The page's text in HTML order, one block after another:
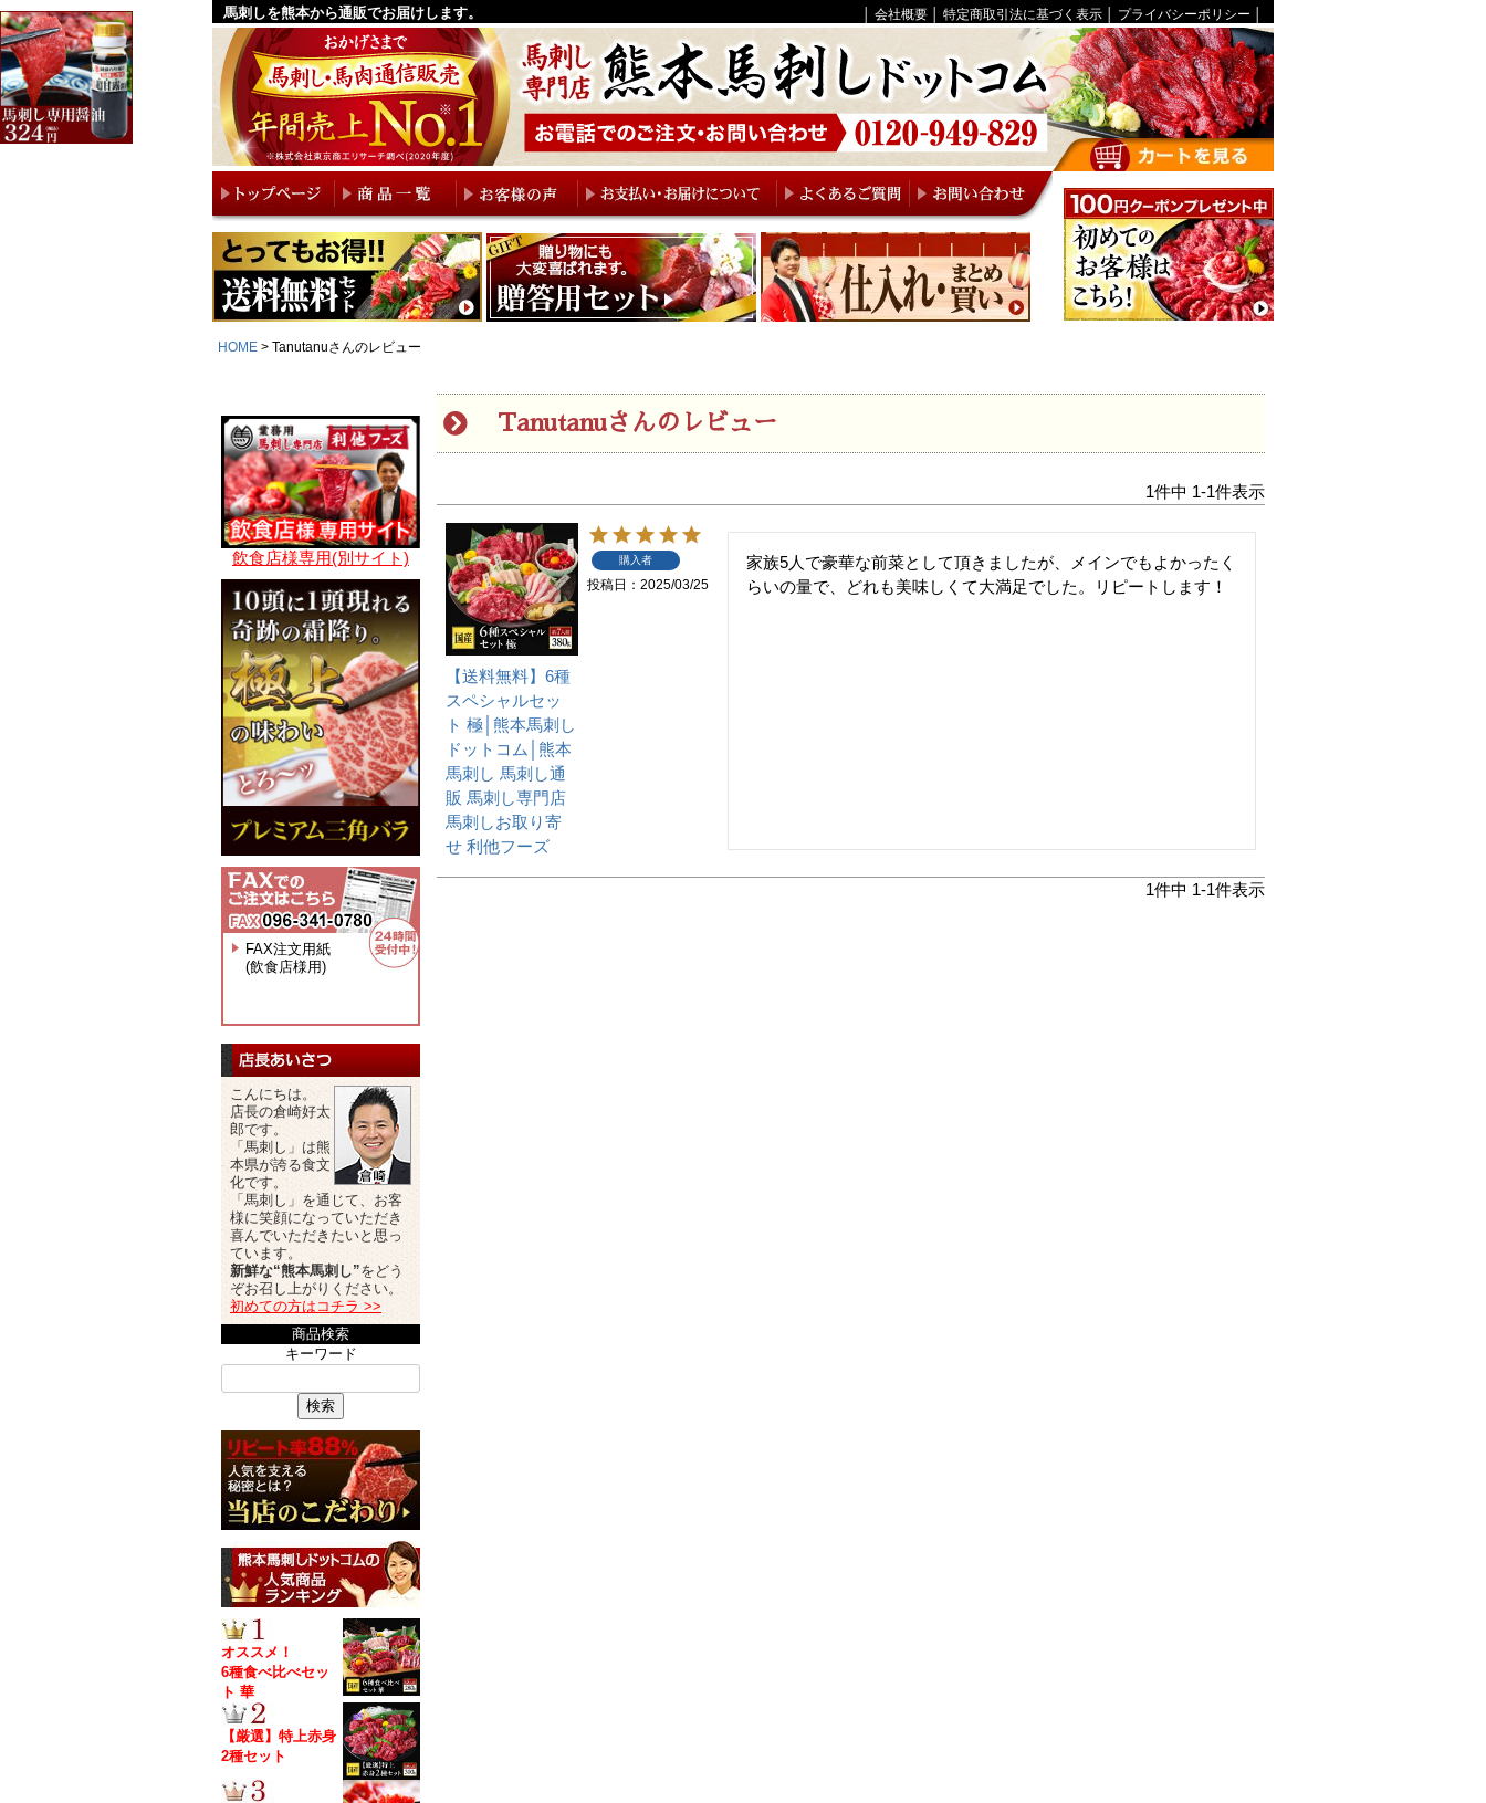
馬刺しを熊本から通販でお届けします。 会社概要 特定商取引法に基づく表示 プライバシーポリシー
HOME Tanutanuさんのレビュー
飲食店様専用(別サイト)
FAX注文用紙
(飲食店様用)
こんにちは。
店長の倉崎好太
郎です。
「馬刺し」は熊
本県が誇る食文
化です。
「馬刺し」を通じて、お客
様に笑顔になっていただき
喜んでいただきたいと思っ
ています。
新鮮な“熊本馬刺し”をどう
ぞお召し上がりください。
初めての方はコチラ >>
商品検索
キーワード
検索
オススメ！
6種食べ比べセッ
ト 華
【厳選】特上赤身
2種セット
Tanutanuさんのレビュー
1件中 1-1件表示
【送料無料】6種
スペシャルセッ
ト 極│熊本馬刺し
ドットコム│熊本
馬刺し 馬刺し通
販 馬刺し専門店
馬刺しお取り寄
せ 利他フーズ
購入者
投稿日 2025/03/25
家族5人で豪華な前菜として頂きましたが、メインでもよかったく
らいの量で、どれも美味しくて大満足でした。リピートします！
1件中 1-1件表示